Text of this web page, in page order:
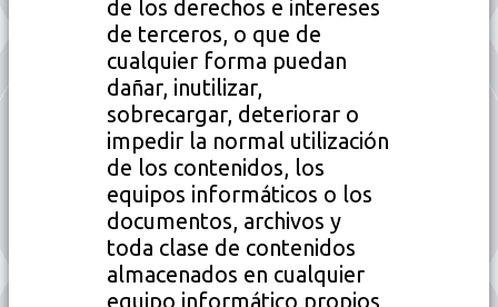
de los derechos e intereses
de terceros, o que de
cualquier forma puedan
dañar, inutilizar,
sobrecargar, deteriorar o
impedir la normal utilización
de los contenidos, los
equipos informáticos o los
documentos, archivos y
toda clase de contenidos
almacenados en cualquier
equipo informático propios